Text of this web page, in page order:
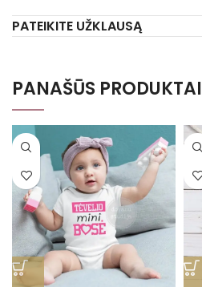
PATEIKITE UŽKLAUSĄ
PANAŠŪS PRODUKTAI